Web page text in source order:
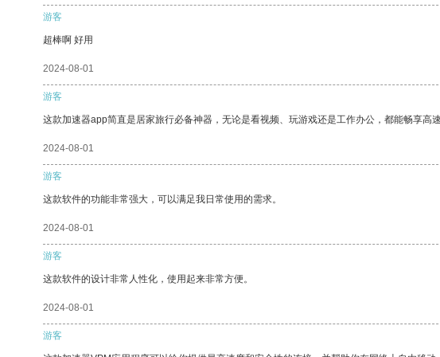
游客
超棒啊 好用
2024-08-01
游客
这款加速器app简直是居家旅行必备神器，无论是看视频、玩游戏还是工作办公，都能畅享
2024-08-01
游客
这款软件的功能非常强大，可以满足我日常使用的需求。
2024-08-01
游客
这款软件的设计非常人性化，使用起来非常方便。
2024-08-01
游客